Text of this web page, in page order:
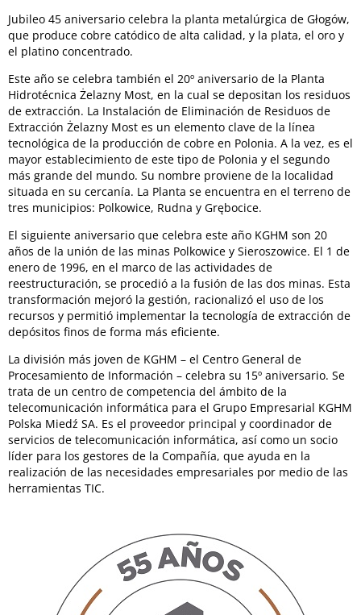
Jubileo 45 aniversario celebra la planta metalúrgica de Głogów,
que produce cobre catódico de alta calidad, y la plata, el oro y
el platino concentrado.
Este año se celebra también el 20º aniversario de la Planta
Hidrotécnica Żelazny Most, en la cual se depositan los residuos
de extracción. La Instalación de Eliminación de Residuos de
Extracción Żelazny Most es un elemento clave de la línea
tecnológica de la producción de cobre en Polonia. A la vez, es el
mayor establecimiento de este tipo de Polonia y el segundo
más grande del mundo. Su nombre proviene de la localidad
situada en su cercanía. La Planta se encuentra en el terreno de
tres municipios: Polkowice, Rudna y Grębocice.
El siguiente aniversario que celebra este año KGHM son 20
años de la unión de las minas Polkowice y Sieroszowice. El 1 de
enero de 1996, en el marco de las actividades de
reestructuración, se procedió a la fusión de las dos minas. Esta
transformación mejoró la gestión, racionalizó el uso de los
recursos y permitió implementar la tecnología de extracción de
depósitos finos de forma más eficiente.
La división más joven de KGHM – el Centro General de
Procesamiento de Información – celebra su 15º aniversario. Se
trata de un centro de competencia del ámbito de la
telecomunicación informática para el Grupo Empresarial KGHM
Polska Miedź SA. Es el proveedor principal y coordinador de
servicios de telecomunicación informática, así como un socio
líder para los gestores de la Compañía, que ayuda en la
realización de las necesidades empresariales por medio de las
herramientas TIC.